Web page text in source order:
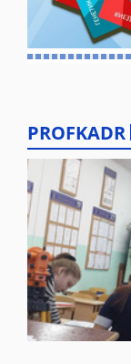
PROFKADR